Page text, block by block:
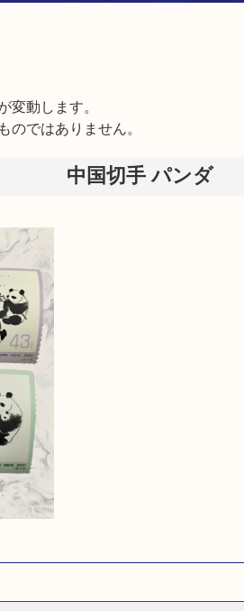
動します。
ではありません。
中国切手 パンダ